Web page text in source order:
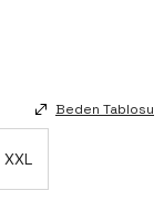
Beden Tablosu
XXL